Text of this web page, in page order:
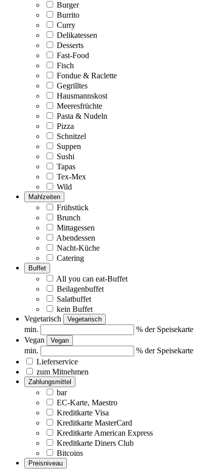
Burger
Burrito
Curry
Delikatessen
Desserts
Fast-Food
Fisch
Fondue & Raclette
Gegrilltes
Hausmannskost
Meeresfrüchte
Pasta & Nudeln
Pizza
Schnitzel
Suppen
Sushi
Tapas
Tex-Mex
Wild
Mahlzeiten
Frühstück
Brunch
Mittagessen
Abendessen
Nacht-Küche
Catering
Buffet
All you can eat-Buffet
Beilagenbuffet
Salatbuffet
kein Buffet
Vegetarisch
Vegetarisch
min.
% der Speisekarte
Vegan
Vegan
min.
% der Speisekarte
Lieferservice
zum Mitnehmen
Zahlungsmittel
bar
EC-Karte, Maestro
Kreditkarte Visa
Kreditkarte MasterCard
Kreditkarte American Express
Kreditkarte Diners Club
Bitcoins
Preisniveau